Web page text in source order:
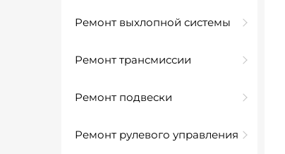
Ремонт выхлопной системы
Ремонт трансмиссии
Ремонт подвески
Ремонт рулевого управления